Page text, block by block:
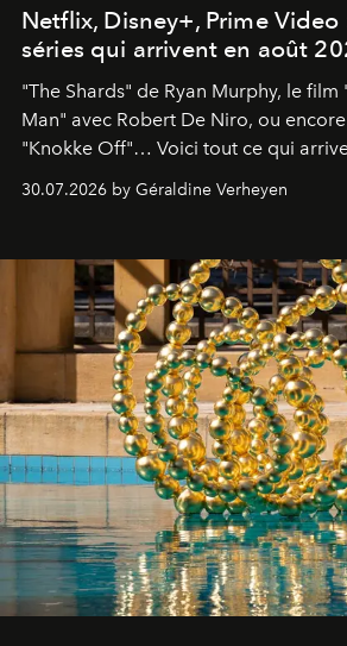
Netflix, Disney+, Prime
séries qui arrivent en août
"The Shards" de Ryan Murphy, le film
Man" avec Robert De Niro, ou
"Knokke Off"… Voici tout ce qui
plateformes de streaming en août
30.07.2026 by Géraldine Verheyen